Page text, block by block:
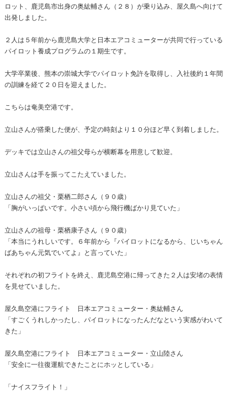
ロット、鹿児島市出身の奥紘輔さん（２８）が乗り込み、屋久島へ向けて
出発しました。
２人は５年前から鹿児島大学と日本エアコミューターが共同で行っている
パイロット養成プログラムの１期生です。
大学卒業後、熊本の崇城大学でパイロット免許を取得し、入社後約１年間
の訓練を経て２０日を迎えました。
こちらは奄美空港です。
立山さんが搭乗した便が、予定の時刻より１０分ほど早く到着しました。
デッキでは立山さんの祖父母らが横断幕を用意して歓迎。
立山さんは手を振ってこたえていました。
立山さんの祖父・栗栖二郎さん（９０歳）
「胸がいっぱいです。小さい頃から飛行機ばかり見ていた」
立山さんの祖母・栗栖康子さん（９０歳）
「本当にうれしいです。６年前から『パイロットになるから、じいちゃん
ばあちゃん元気でいてよ』と言っていた」
それぞれの初フライトを終え、鹿児島空港に帰ってきた２人は安堵の表情
を見せていました。
屋久島空港にフライト 日本エアコミューター・奥紘輔さん
「すごくうれしかったし、パイロットになったんだなという実感がわいて
きた」
屋久島空港にフライト 日本エアコミューター・立山陸さん
「安全に一往復運航できたことにホッとしている」
「ナイスフライト！」